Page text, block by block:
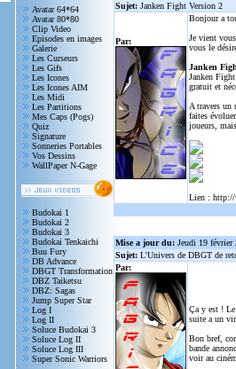
Avatar 64*64
Avatar 80*80
Clip Video
Episodes en images
Galerie
Les Curseurs
Les Gifs
Les Icones
Les Icones AIM
Les Midi
Les Partitions
Mes Caps (Pogs)
Quiz
Signature
Sonneries Portables
Vos Dessins
WallPaper N-Gage
Budokai 1
Budokai 2
Budokai 3
Budokai Tenkaichi
Buu Fury
DB Advance
DBGT Transformation
DBZ Taiketsu
DBZ: Sagas
Jump Super Star
Log I
Log II
Soluce Budokai 3
Soluce Log II
Soluce Log III
Super Sonic Warriors
Sujet: Janken Fight Version 2
Par:
Bonjour a
Je vient
vous le
Janken
Janken
gratuit et
A travers un
faites
joueurs,
Lien : http://
Mise a jour du: Jeudi 19 février
Sujet: L'Univers de DBGT de
Par:
Ça y est !
suite a un
Bon bref,
bande
voir au